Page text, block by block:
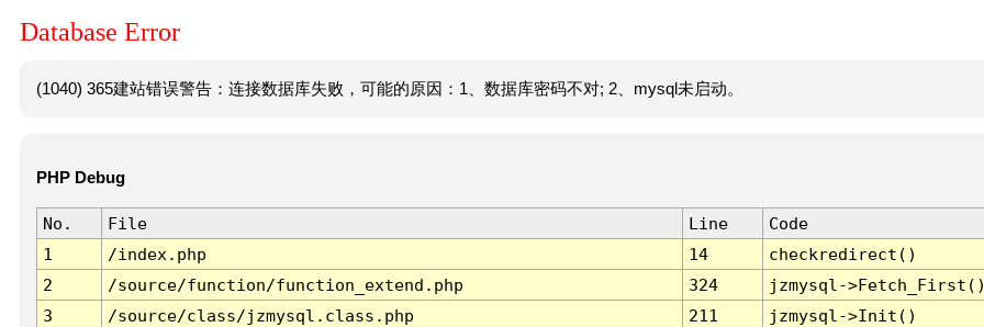
Database Error
(1040) 365建站错误警告：连接数据库失败，可能的原因：1、数据库密码不对; 2、mysql未启动。
PHP Debug
No. File Line
Code
1
/index.php 14
checkredirect()
2
/source/function/function_extend.php 324
jzmysql-
3
/source/class/jzmysql.class.php 211
jzmysql->Init()